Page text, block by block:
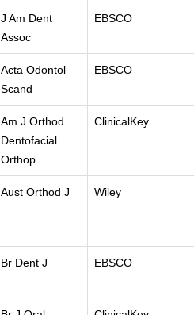
J Am Dent
Assoc
EBSCO
Acta Odontol
Scand
EBSCO
Am J Orthod
Dentofacial
Orthop
ClinicalKey
Aust Orthod J Wiley
Br Dent J EBSCO